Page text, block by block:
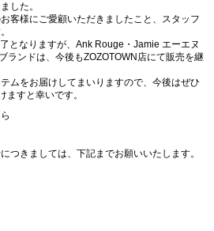
した。
客様にご愛顧いただきましたこと、スタッフ
となりますが、Ank Rouge・Jamie エーエヌ
ランドは、今後もZOZOTOWN店にて販売を継
ムをお届けしてまいりますので、今後はぜひ
ますと幸いです。
つきましては、下記までお願いいたします。